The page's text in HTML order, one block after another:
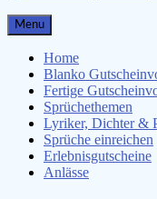
Gutscheinspruch.de
Gutscheinsprüche &
Menu
Home
Blanko
Fertige
Sprüchethemen
Lyriker, Dichter &
Sprüche einreichen
Erlebnisgutscheine
Anlässe